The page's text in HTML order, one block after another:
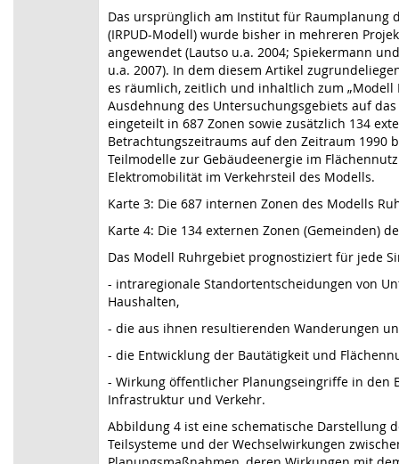
Das ursprünglich am Institut für Raumplanung
(IRPUD-Modell) wurde bisher in mehreren
angewendet (Lautso u.a. 2004; Spiekermann
u.a. 2007). In dem diesem Artikel
es räumlich, zeitlich und inhaltlich zum
Ausdehnung des Untersuchungsgebiets auf
eingeteilt in 687 Zonen sowie zusätzlich 134
Betrachtungszeitraums auf den Zeitraum 1990
Teilmodelle zur Gebäudeenergie im
Elektromobilität im Verkehrsteil des Modells.
Karte 3: Die 687 internen Zonen des Modells
Karte 4: Die 134 externen Zonen (Gemeinden)
Das Modell Ruhrgebiet prognostiziert für jede
- intraregionale Standortentscheidungen von
Haushalten,
- die aus ihnen resultierenden Wanderungen
- die Entwicklung der Bautätigkeit und
- Wirkung öffentlicher Planungseingriffe in den
Infrastruktur und Verkehr.
Abbildung 4 ist eine schematische Darstellung
Teilsysteme und der Wechselwirkungen